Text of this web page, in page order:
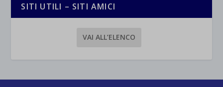
SITI UTILI – SITI AMICI
VAI ALL’ELENCO